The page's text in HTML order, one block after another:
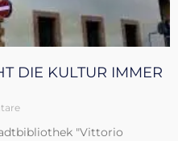
DIE KULTUR IMMER
"Vittorio